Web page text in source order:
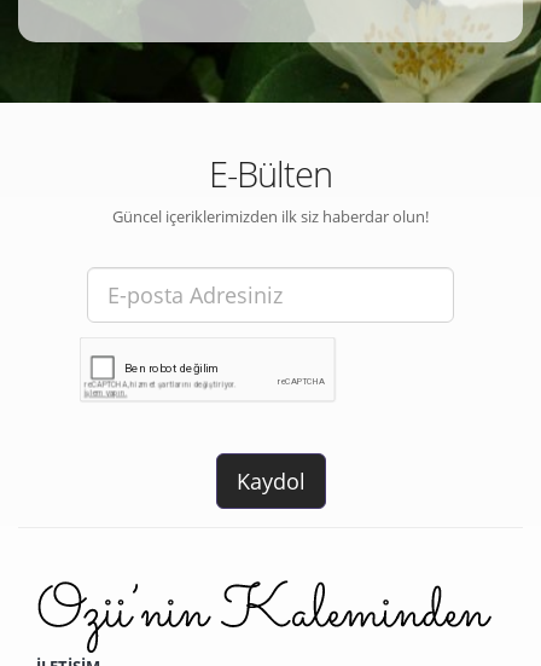
E-Bülten
Güncel içeriklerimizden ilk siz haberdar olun!